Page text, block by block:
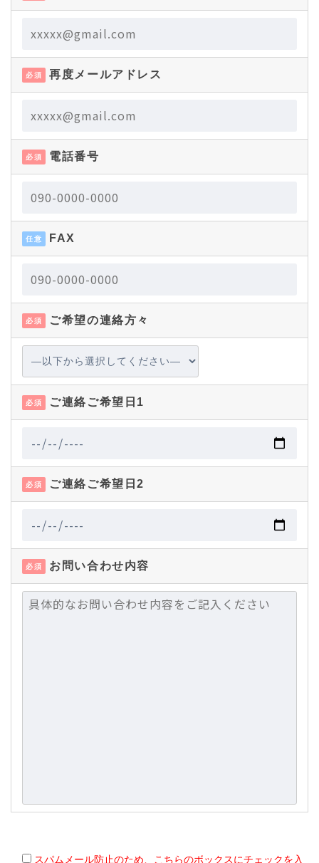
必須 再度メールアドレス
必須 電話番号
任意 FAX
必須 ご希望の連絡方々
必須 ご連絡ご希望日1
必須 ご連絡ご希望日2
必須 お問い合わせ内容
スパムメール防止のため、こちらのボックスにチェックを入